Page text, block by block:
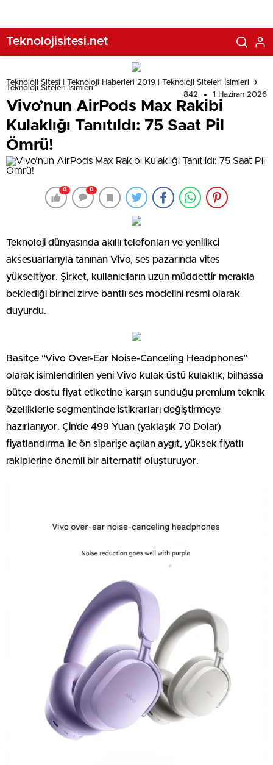
Teknolojisitesi.net
Teknoloji Sitesi | Teknoloji Haberleri 2019 | Teknoloji Siteleri İsimleri
Teknoloji Siteleri İsimleri
842
1 Haziran 2026
Vivo’nun AirPods Max Rakibi
Kulaklığı Tanıtıldı: 75 Saat Pil
Ömrü!
0 0
Teknoloji dünyasında akıllı telefonları ve yenilikçi
aksesuarlarıyla tanınan Vivo, ses pazarında vites
yükseltiyor. Şirket, kullanıcıların uzun müddettir merakla
beklediği birinci zirve bantlı ses modelini resmi olarak
duyurdu.
Basitçe “Vivo Over-Ear Noise-Canceling Headphones”
olarak isimlendirilen yeni Vivo kulak üstü kulaklık, bilhassa
bütçe dostu fiyat etiketine karşın sunduğu premium teknik
özelliklerle segmentinde istikrarları değiştirmeye
hazırlanıyor. Çin’de 499 Yuan (yaklaşık 70 Dolar)
fiyatlandırma ile ön siparişe açılan aygıt, yüksek fiyatlı
rakiplerine önemli bir alternatif oluşturuyor.